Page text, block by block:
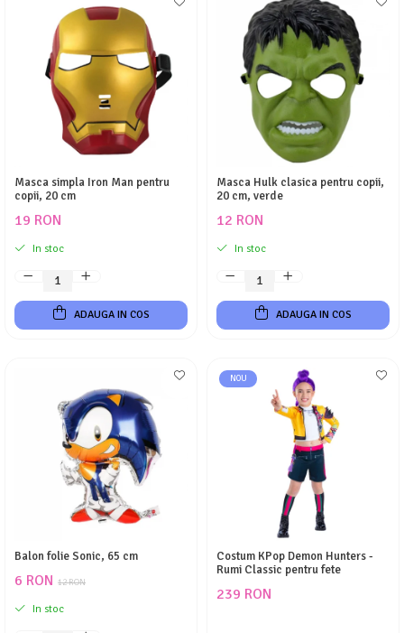
Masca simpla Iron Man pentru
copii, 20 cm
19 RON
In stoc
ADAUGA IN COS
Masca Hulk clasica pentru copii,
20 cm, verde
12 RON
In stoc
ADAUGA IN COS
Balon folie Sonic, 65 cm
12 RON
6 RON
In stoc
NOU
Costum KPop Demon Hunters -
Rumi Classic pentru fete
239 RON